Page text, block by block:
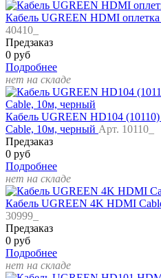
Кабель UGREEN HDMI
40410_
Предзаказ
0 руб
Подробнее
нет на складе
Кабель UGREEN HD104
Cable, 10м, черный Арт. 10110_
Предзаказ
0 руб
Подробнее
нет на складе
Кабель UGREEN 4K HDMI
30999_
Предзаказ
0 руб
Подробнее
нет на складе